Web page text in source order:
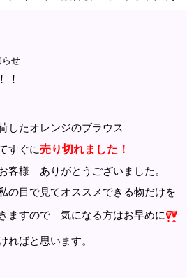
せ
！
たオレンジのブラウス
すぐに売り切れました！
客様 ありがとうございました。
目で見てオススメできる物だけを
ますので 気になる方はお早めに
ばと思います。